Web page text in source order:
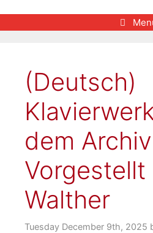
(Deutsch)
dem
Vorgestellt
Walther
Tuesday December 9th, 2025